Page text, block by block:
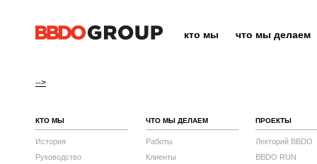
кто мы что мы делаем
-->
КТО МЫ
История
Руководство
ЧТО МЫ ДЕЛАЕМ
Работы
Клиенты
ПРОЕКТЫ
Лекторий BBDO
BBDO RUN